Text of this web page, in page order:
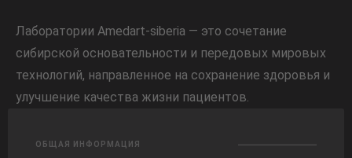
Лаборатории Amedart-siberia — это сочетание
сибирской основательности и передовых мировых
технологий, направленное на сохранение здоровья и
улучшение качества жизни пациентов.
ОБЩАЯ ИНФОРМАЦИЯ